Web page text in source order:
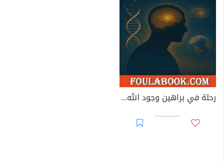
رحلة في براهين وجود الله: العقل يشهد والكون ينطق